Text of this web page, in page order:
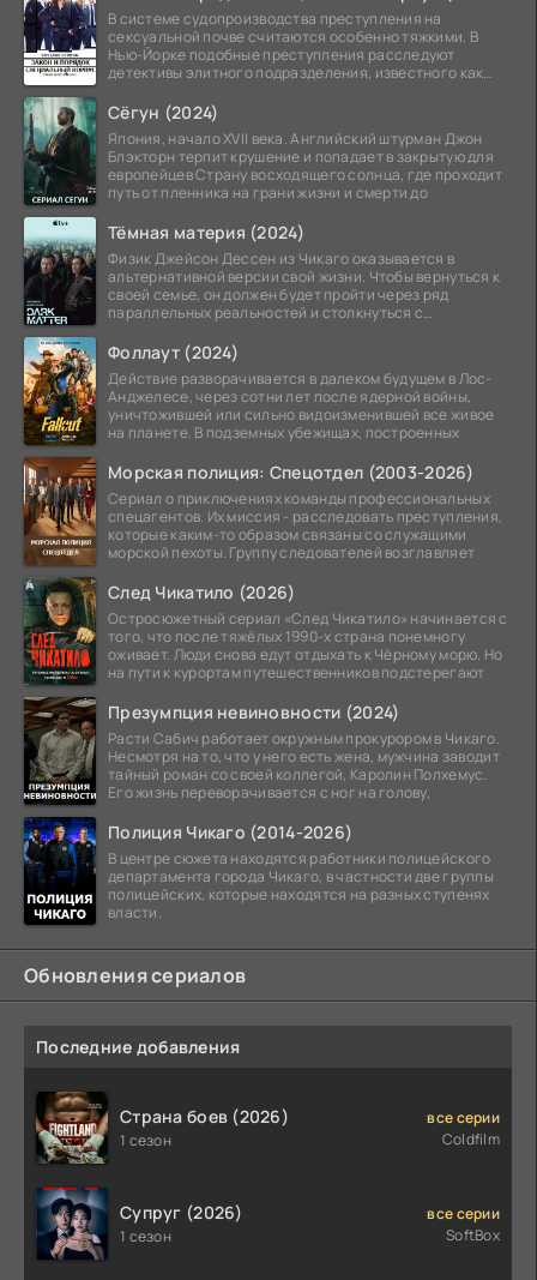
В системе судопроизводства преступления на
сексуальной почве считаются особенно тяжкими. В
Нью-Йорке подобные преступления расследуют
детективы элитного подразделения, известного как
Сёгун (2024)
Япония, начало XVII века. Английский штурман Джон
Блэкторн терпит крушение и попадает в закрытую для
европейцев Страну восходящего солнца, где проходит
путь от пленника на грани жизни и смерти до
Тёмная материя (2024)
Физик Джейсон Дессен из Чикаго оказывается в
альтернативной версии свой жизни. Чтобы вернуться к
своей семье, он должен будет пройти через ряд
параллельных реальностей и столкнуться с
Фоллаут (2024)
Действие разворачивается в далеком будущем в Лос-
Анджелесе, через сотни лет после ядерной войны,
уничтожившей или сильно видоизменившей все живое
на планете. В подземных убежищах, построенных
Морская полиция: Спецотдел (2003-2026)
Сериал о приключениях команды профессиональных
спецагентов. Их миссия - расследовать преступления,
которые каким-то образом связаны со служащими
морской пехоты. Группу следователей возглавляет
След Чикатило (2026)
Остросюжетный сериал «След Чикатило» начинается с
того, что после тяжёлых 1990-х страна понемногу
оживает. Люди снова едут отдыхать к Чёрному морю. Но
на пути к курортам путешественников подстерегают
Презумпция невиновности (2024)
Расти Сабич работает окружным прокурором в Чикаго.
Несмотря на то, что у него есть жена, мужчина заводит
тайный роман со своей коллегой, Каролин Полхемус.
Его жизнь переворачивается с ног на голову,
Полиция Чикаго (2014-2026)
В центре сюжета находятся работники полицейского
департамента города Чикаго, в частности две группы
полицейских, которые находятся на разных ступенях
власти.
Обновления сериалов
Последние добавления
Страна боев (2026)
1 сезон
все серии
Coldfilm
Супруг (2026)
1 сезон
все серии
SoftBox